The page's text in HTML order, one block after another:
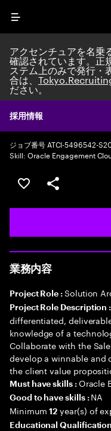
Menu
採用情報
アクセンチュアを名乗
確認されています。正
ステム上のみで発行・
合は、
ださい。
Solution
Solution Architecture Manager
ジョブ番号 ATCI-5496542-
Skill: Oracle Engagement
ポジションを保存
シェア
業務内容
Project Role : Solution
Project Role Description
differentiated,
knowledge of a
Collaborate with the
develop a winnable and
the client value
Must have skills : Oracle
Good to have skills : NA
Minimum12 year(s) of
Educational